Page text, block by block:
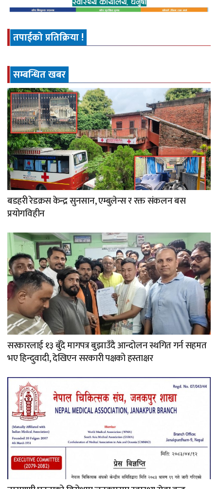
तपाईको प्रतिक्रिया !
सम्बन्धित खबर
बडहरी रेडक्रस केन्द्र सुनसान, एम्बुलेन्स र रक्त संकलन बस
प्रयोगविहीन
सरकारलाई १३ बुँदे मागपत्र बुझाउँदै आन्दोलन स्थगित गर्न सहमत
भए हिन्दुवादी, देखिएन सरकारी पक्षको हस्ताक्षर